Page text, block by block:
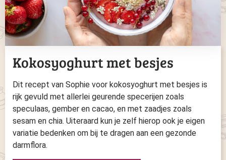
Kokosyoghurt met besjes
Dit recept van Sophie voor kokosyoghurt met besjes is
rijk gevuld met allerlei geurende specerijen zoals
speculaas, gember en cacao, en met zaadjes zoals
sesam en chia. Uiteraard kun je zelf hierop ook je eigen
variatie bedenken om bij te dragen aan een gezonde
darmflora.